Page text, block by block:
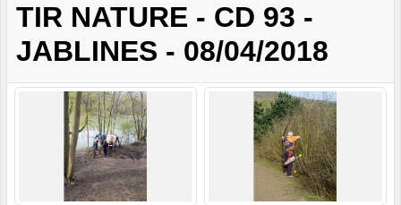
TIR NATURE - CD 93 -
JABLINES - 08/04/2018